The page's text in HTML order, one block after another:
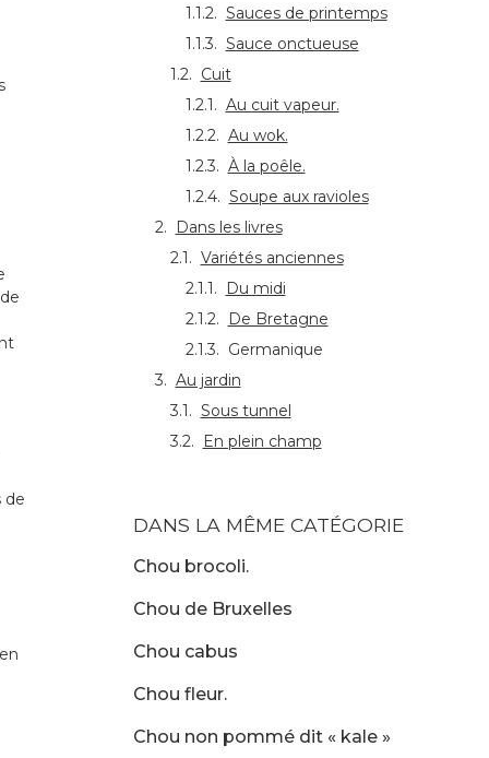
de
Sauces de printemps
Sauce onctueuse
Cuit
Au cuit vapeur.
Au wok.
À la poêle.
Soupe aux ravioles
Dans les livres
Variétés anciennes
Du midi
De Bretagne
Germanique
Au jardin
Sous tunnel
En plein champ
DANS LA MÊME CATÉGORIE
Chou brocoli.
Chou de Bruxelles
Chou cabus
Chou fleur.
Chou non pommé dit « kale »